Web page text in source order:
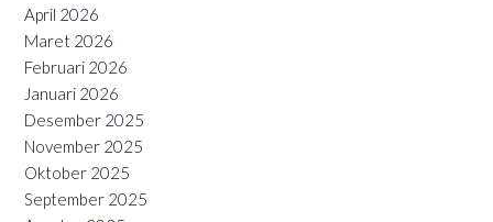
April 2026
Maret 2026
Februari 2026
Januari 2026
Desember 2025
November 2025
Oktober 2025
September 2025